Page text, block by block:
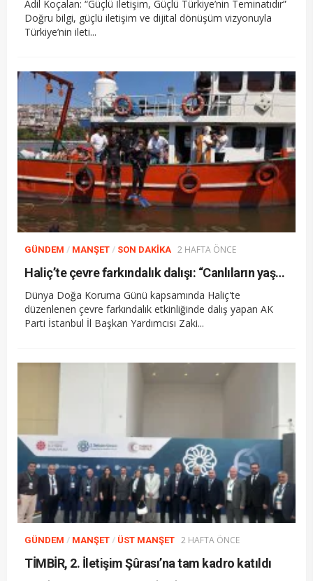
Adil Koçalan: “Güçlü İletişim, Güçlü Türkiye’nin Teminatıdır”
Doğru bilgi, güçlü iletişim ve dijital dönüşüm vizyonuyla
Türkiye’nin ileti...
GÜNDEM / MANŞET / SON DAKIKA 2 HAFTA ÖNCE
Haliç’te çevre farkındalık dalışı: “Canlıların yaşaması asla mümkün değil”
Dünya Doğa Koruma Günü kapsamında Haliç'te
düzenlenen çevre farkındalık etkinliğinde dalış yapan AK
Parti İstanbul İl Başkan Yardımcısı Zaki...
GÜNDEM / MANŞET / ÜST MANŞET 2 HAFTA ÖNCE
TİMBİR, 2. İletişim Şûrası’na tam kadro katıldı